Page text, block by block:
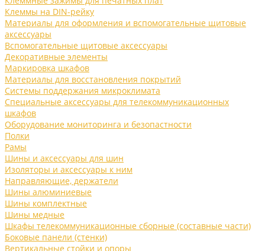
Клеммы на DIN-рейку
Материалы для оформления и вспомогательные щитовые
аксессуары
Вспомогательные щитовые аксессуары
Декоративные элементы
Маркировка шкафов
Материалы для восстановления покрытий
Системы поддержания микроклимата
Специальные аксессуары для телекоммуникационных
шкафов
Оборудование мониторинга и безопастности
Полки
Рамы
Шины и аксессуары для шин
Изоляторы и аксессуары к ним
Направляющие, держатели
Шины алюминиевые
Шины комплектные
Шины медные
Шкафы телекоммуникационные сборные (составные части)
Боковые панели (стенки)
Вертикальные стойки и опоры